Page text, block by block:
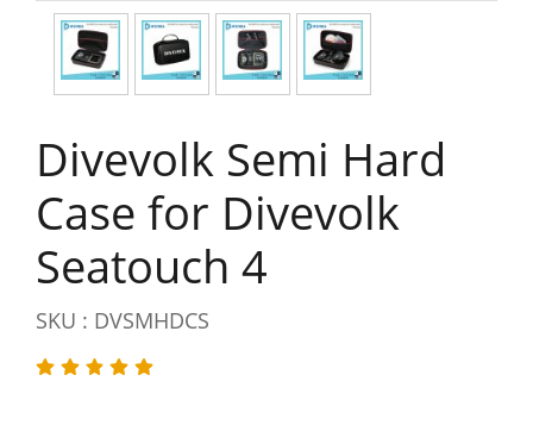
Divevolk Semi Hard
Case for Divevolk
Seatouch 4
SKU : DVSMHDCS